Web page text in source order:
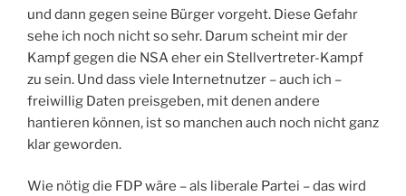
und dann gegen seine Bürger vorgeht. Diese Gefahr
sehe ich noch nicht so sehr. Darum scheint mir der
Kampf gegen die NSA eher ein Stellvertreter-Kampf
zu sein. Und dass viele Internetnutzer – auch ich –
freiwillig Daten preisgeben, mit denen andere
hantieren können, ist so manchen auch noch nicht ganz
klar geworden.
Wie nötig die FDP wäre – als liberale Partei – das wird